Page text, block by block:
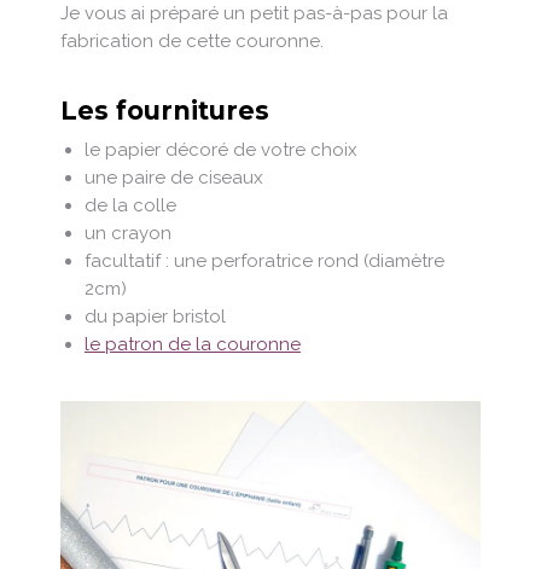
Je vous ai préparé un petit pas-à-pas pour la
fabrication de cette couronne.
Les fournitures
le papier décoré de votre choix
une paire de ciseaux
de la colle
un crayon
facultatif : une perforatrice rond (diamètre
2cm)
du papier bristol
le patron de la couronne